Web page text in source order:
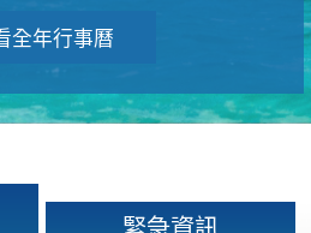
全年行事曆